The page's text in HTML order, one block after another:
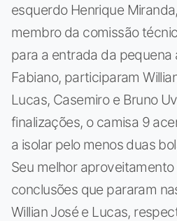
esquerdo Henrique
membro da comissão
para a entrada da pequena
Fabiano, participaram
Lucas, Casemiro e Bruno
finalizações, o camisa 9
a isolar pelo menos duas
Seu melhor
conclusões que pararam
Willian José e Lucas,